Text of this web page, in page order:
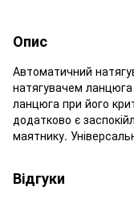
Опис
Автоматичний
натягувачем ланцюга
ланцюга при його
додатково є
маятнику.
Відгуки